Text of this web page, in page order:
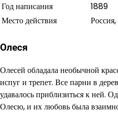
Год написания
1889
Место действия
Олеся
Олесей обладала необычной
испуг и трепет. Все парни в
удавалось приблизиться к ней.
Олесю, и их любовь была